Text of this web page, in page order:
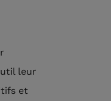
leur
et